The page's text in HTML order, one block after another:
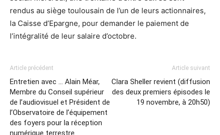
rendus au siège toulousain de l’un de leurs actionnaires,
la Caisse d’Epargne, pour demander le paiement de
l’intégralité de leur salaire d’octobre.
Article précédent
Entretien avec … Alain Méar,
Membre du Conseil supérieur
de l’audiovisuel et Président de
l’Observatoire de l’équipement
des foyers pour la réception
numérique terrestre
Article suivant
Clara Sheller revient (diffusion
des deux premiers épisodes le
19 novembre, à 20h50)